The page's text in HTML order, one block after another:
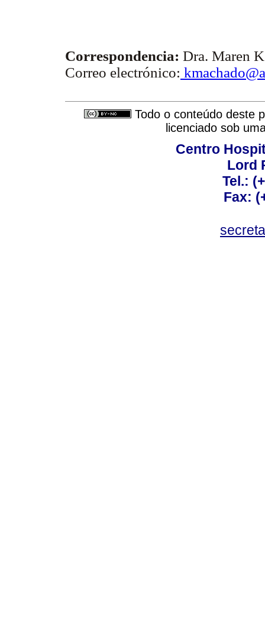
Correspondencia: Dra. Maren
Correo electrónico:
Todo o conteúdo deste
licenciado sob
Centro
Lord
Tel.:
Fax: